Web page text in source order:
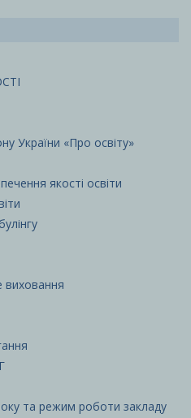
України «Про освіту»
якості освіти
виховання
та режим роботи закладу